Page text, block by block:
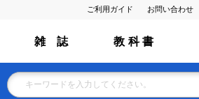
ご利用ガイド お問い合わせ
雑 誌 教 科 書